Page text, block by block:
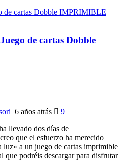
de cartas Dobble
6 años atrás
9
llevado dos días de
que el esfuerzo ha merecido
luz» a un juego de cartas imprimible
que podréis descargar para disfrutar